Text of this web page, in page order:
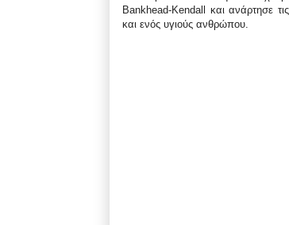
Bankhead-Kendall και ανάρτησε
και ενός υγιούς ανθρώπου.